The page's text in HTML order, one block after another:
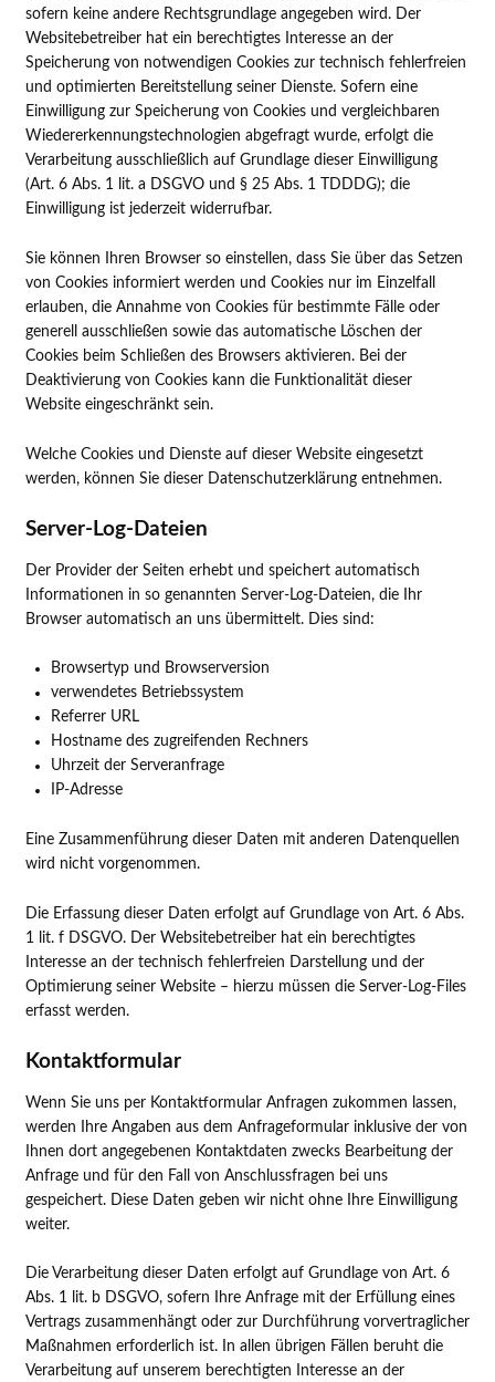
sofern keine andere Rechtsgrundlage angegeben wird. Der
Websitebetreiber hat ein berechtigtes Interesse an der
Speicherung von notwendigen Cookies zur technisch fehlerfreien
und optimierten Bereitstellung seiner Dienste. Sofern eine
Einwilligung zur Speicherung von Cookies und vergleichbaren
Wiedererkennungstechnologien abgefragt wurde, erfolgt die
Verarbeitung ausschließlich auf Grundlage dieser Einwilligung
(Art. 6 Abs. 1 lit. a DSGVO und § 25 Abs. 1 TDDDG); die
Einwilligung ist jederzeit widerrufbar.
Sie können Ihren Browser so einstellen, dass Sie über das Setzen
von Cookies informiert werden und Cookies nur im Einzelfall
erlauben, die Annahme von Cookies für bestimmte Fälle oder
generell ausschließen sowie das automatische Löschen der
Cookies beim Schließen des Browsers aktivieren. Bei der
Deaktivierung von Cookies kann die Funktionalität dieser
Website eingeschränkt sein.
Welche Cookies und Dienste auf dieser Website eingesetzt
werden, können Sie dieser Datenschutzerklärung entnehmen.
Server-Log-Dateien
Der Provider der Seiten erhebt und speichert automatisch
Informationen in so genannten Server-Log-Dateien, die Ihr
Browser automatisch an uns übermittelt. Dies sind:
Browsertyp und Browserversion
verwendetes Betriebssystem
Referrer URL
Hostname des zugreifenden Rechners
Uhrzeit der Serveranfrage
IP-Adresse
Eine Zusammenführung dieser Daten mit anderen Datenquellen
wird nicht vorgenommen.
Die Erfassung dieser Daten erfolgt auf Grundlage von Art. 6 Abs.
1 lit. f DSGVO. Der Websitebetreiber hat ein berechtigtes
Interesse an der technisch fehlerfreien Darstellung und der
Optimierung seiner Website – hierzu müssen die Server-Log-Files
erfasst werden.
Kontaktformular
Wenn Sie uns per Kontaktformular Anfragen zukommen lassen,
werden Ihre Angaben aus dem Anfrageformular inklusive der von
Ihnen dort angegebenen Kontaktdaten zwecks Bearbeitung der
Anfrage und für den Fall von Anschlussfragen bei uns
gespeichert. Diese Daten geben wir nicht ohne Ihre Einwilligung
weiter.
Die Verarbeitung dieser Daten erfolgt auf Grundlage von Art. 6
Abs. 1 lit. b DSGVO, sofern Ihre Anfrage mit der Erfüllung eines
Vertrags zusammenhängt oder zur Durchführung vorvertraglicher
Maßnahmen erforderlich ist. In allen übrigen Fällen beruht die
Verarbeitung auf unserem berechtigten Interesse an der